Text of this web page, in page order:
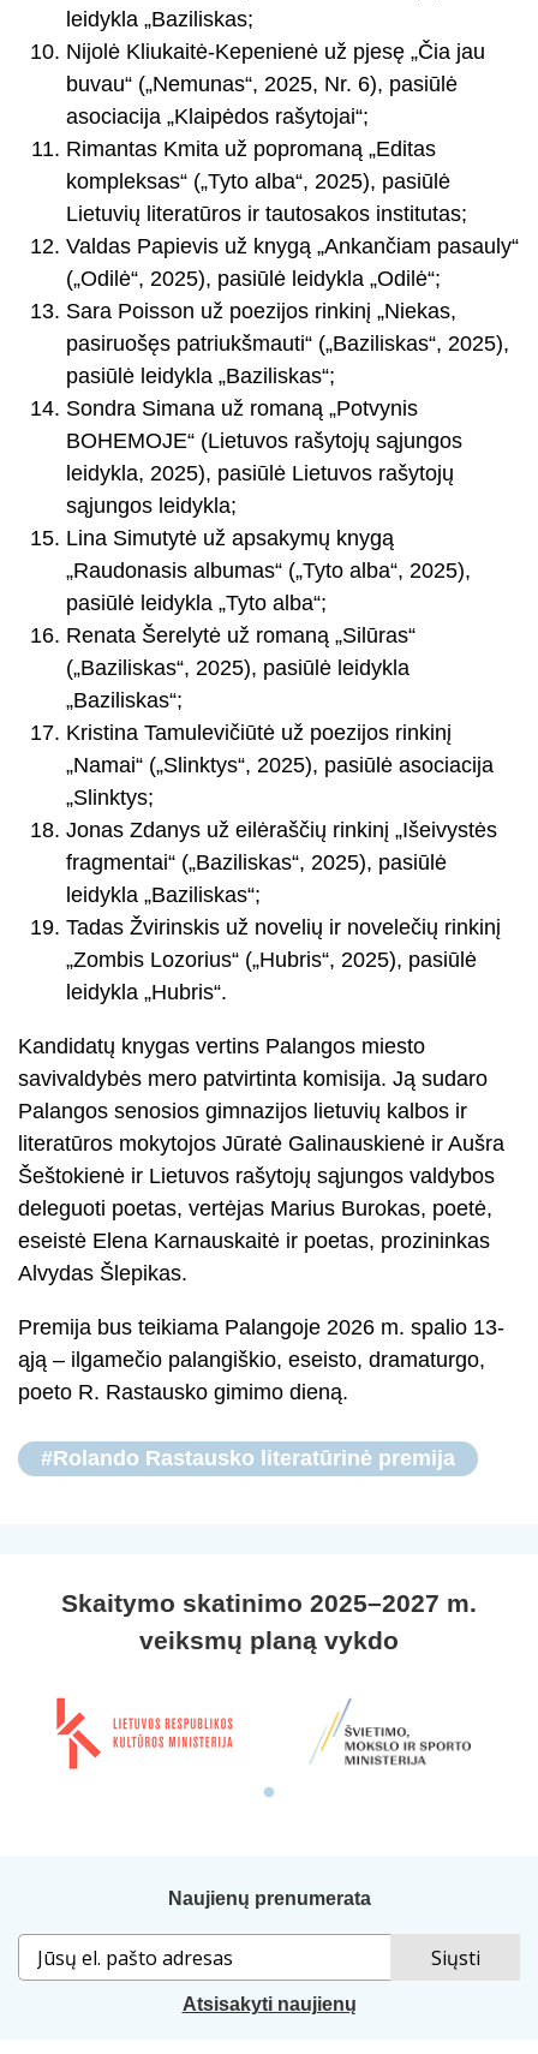
leidykla „Baziliskas;
Nijolė Kliukaitė-Kepenienė už pjesę „Čia jau
buvau“ („Nemunas“, 2025, Nr. 6), pasiūlė
asociacija „Klaipėdos rašytojai“;
Rimantas Kmita už popromaną „Editas
kompleksas“ („Tyto alba“, 2025), pasiūlė
Lietuvių literatūros ir tautosakos institutas;
Valdas Papievis už knygą „Ankančiam pasauly“
(„Odilė“, 2025), pasiūlė leidykla „Odilė“;
Sara Poisson už poezijos rinkinį „Niekas,
pasiruošęs patriukšmauti“ („Baziliskas“, 2025),
pasiūlė leidykla „Baziliskas“;
Sondra Simana už romaną „Potvynis
BOHEMOJE“ (Lietuvos rašytojų sąjungos
leidykla, 2025), pasiūlė Lietuvos rašytojų
sąjungos leidykla;
Lina Simutytė už apsakymų knygą
„Raudonasis albumas“ („Tyto alba“, 2025),
pasiūlė leidykla „Tyto alba“;
Renata Šerelytė už romaną „Silūras“
(„Baziliskas“, 2025), pasiūlė leidykla
„Baziliskas“;
Kristina Tamulevičiūtė už poezijos rinkinį
„Namai“ („Slinktys“, 2025), pasiūlė asociacija
„Slinktys;
Jonas Zdanys už eilėraščių rinkinį „Išeivystės
fragmentai“ („Baziliskas“, 2025), pasiūlė
leidykla „Baziliskas“;
Tadas Žvirinskis už novelių ir novelečių rinkinį
„Zombis Lozorius“ („Hubris“, 2025), pasiūlė
leidykla „Hubris“.
Kandidatų knygas vertins Palangos miesto
savivaldybės mero patvirtinta komisija. Ją sudaro
Palangos senosios gimnazijos lietuvių kalbos ir
literatūros mokytojos Jūratė Galinauskienė ir Aušra
Šeštokienė ir Lietuvos rašytojų sąjungos valdybos
deleguoti poetas, vertėjas Marius Burokas, poetė,
eseistė Elena Karnauskaitė ir poetas, prozininkas
Alvydas Šlepikas.
Premija bus teikiama Palangoje 2026 m. spalio 13-
ąją – ilgamečio palangiškio, eseisto, dramaturgo,
poeto R. Rastausko gimimo dieną.
#Rolando Rastausko literatūrinė premija
Skaitymo skatinimo 2025–2027 m.
veiksmų planą vykdo
Naujienų prenumerata
Atsisakyti naujienų